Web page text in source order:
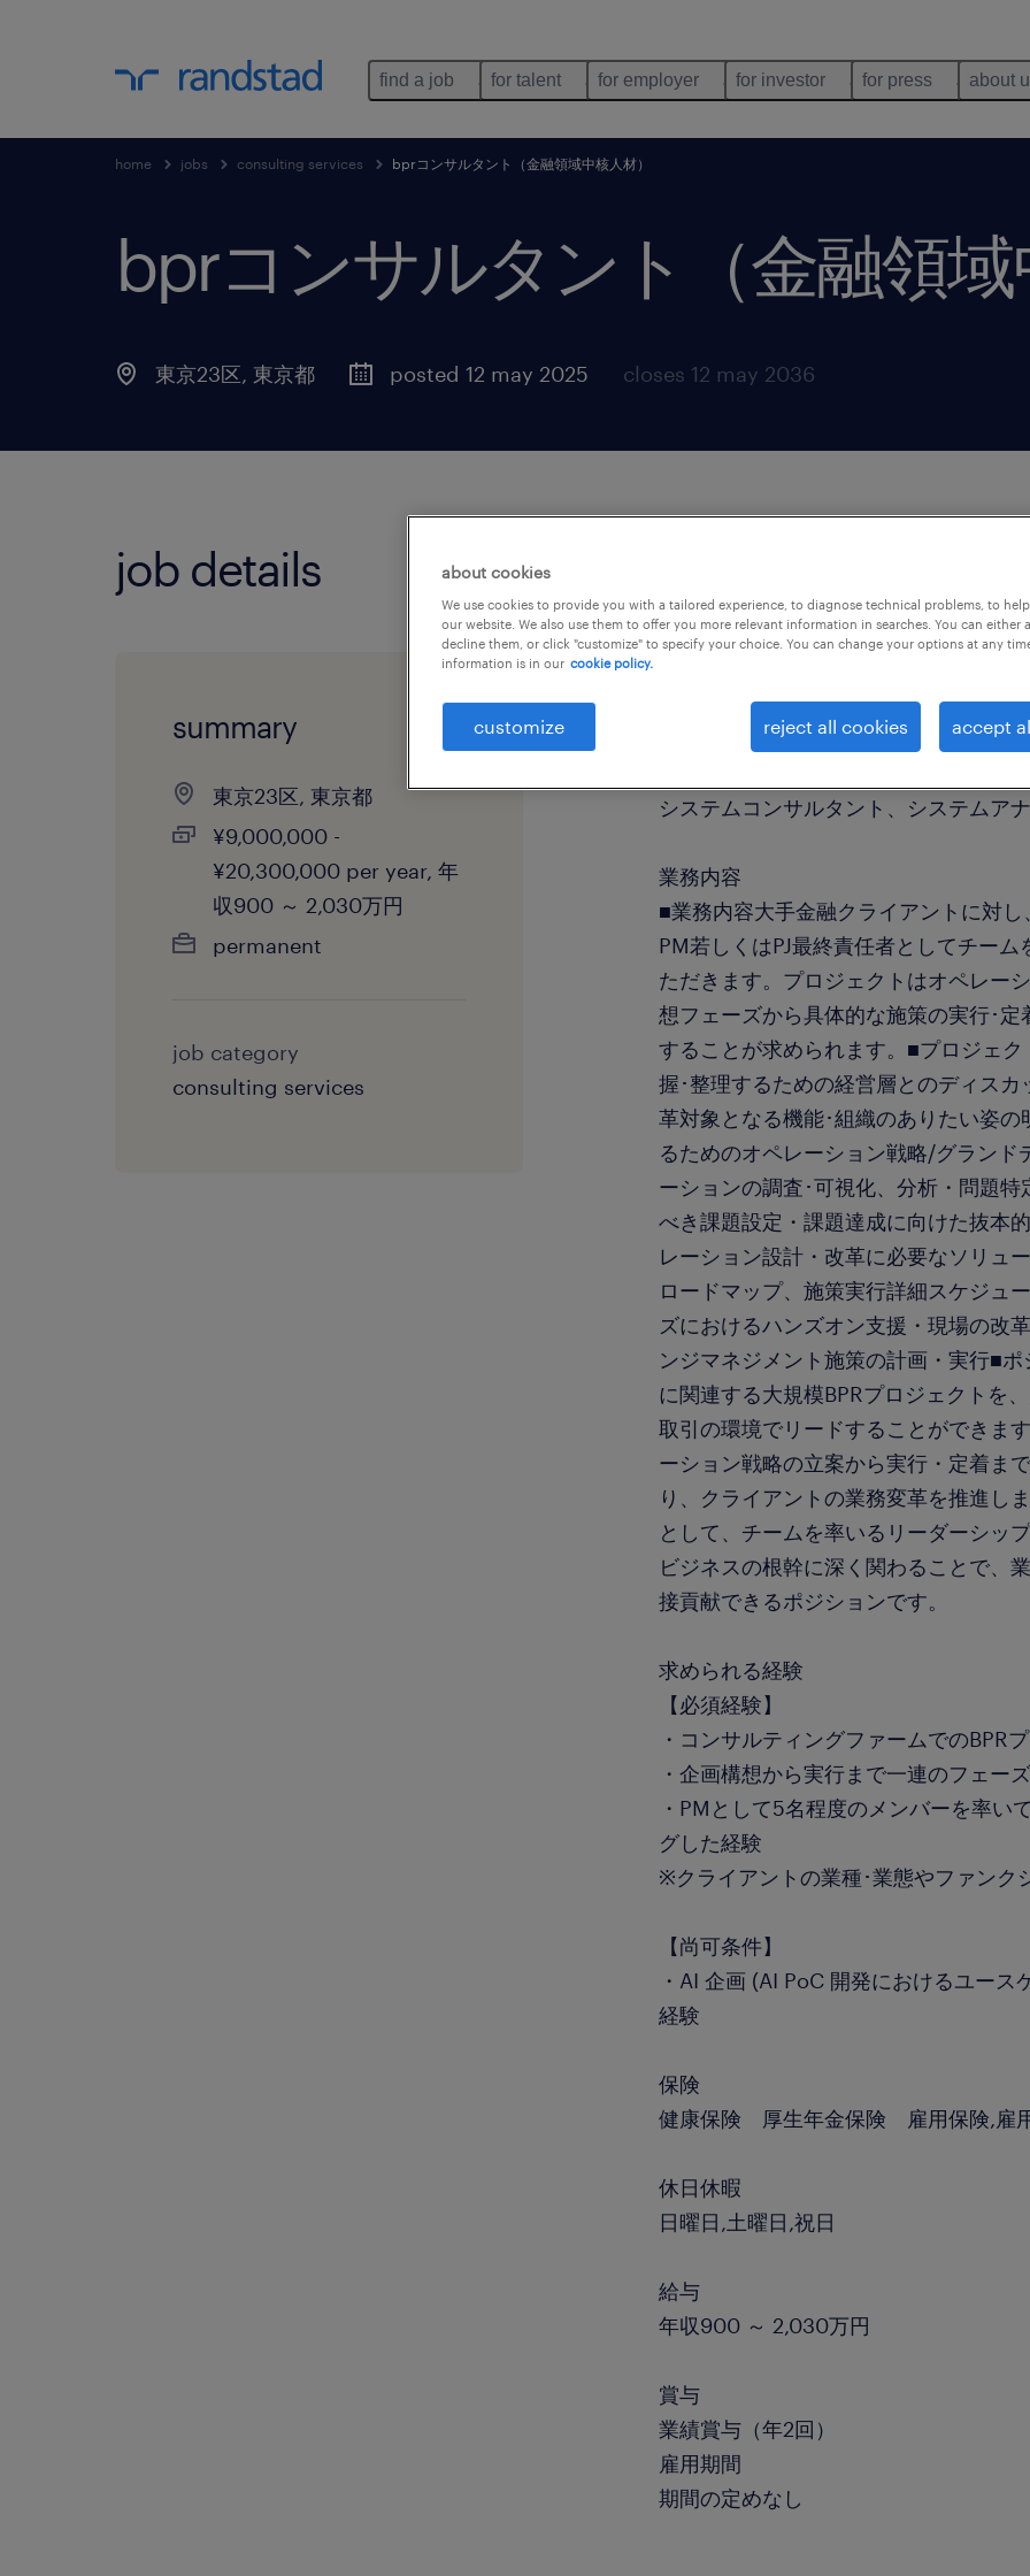
find a job for talent for employer for investor for press about
home jobs consulting services bprコンサルタント（金融領域中核人材）
bprコンサルタント（金融領
東京23区, 東京都 posted 12 may 2025 closes 12 may 2036
job details
summary
東京23区, 東京都
¥9,000,000 -
¥20,300,000 per year, 年
収900 ～ 2,030万円
permanent
job category
consulting services
社名非公開
システムコンサルタント、システムア
業務内容
■業務内容大手金融クライアントに対
PM若しくはPJ最終責任者としてチー
ただきます。プロジェクトはオペレー
想フェーズから具体的な施策の実行･
することが求められます。■プロジェ
握･整理するための経営層とのディス
革対象となる機能･組織のありたい姿
るためのオペレーション戦略/グランド
ーションの調査･可視化、分析・問題
べき課題設定・課題達成に向けた抜本
レーション設計・改革に必要なソリュ
ロードマップ、施策実行詳細スケジュ
ズにおけるハンズオン支援・現場の改
ンジマネジメント施策の計画・実行■
に関連する大規模BPRプロジェクトを
取引の環境でリードすることができま
ーション戦略の立案から実行・定着ま
り、クライアントの業務変革を推進し
として、チームを率いるリーダーシッ
ビジネスの根幹に深く関わることで、
接貢献できるポジションです。
求められる経験
【必須経験】
・コンサルティングファームでのBPR
・企画構想から実行まで一連のフェー
・PMとして5名程度のメンバーを率い
グした経験
※クライアントの業種･業態やファンク
【尚可条件】
・AI 企画 (AI PoC 開発におけるユース
経験
保険
健康保険 厚生年金保険 雇用保険,雇
休日休暇
日曜日,土曜日,祝日
給与
年収900 ～ 2,030万円
賞与
業績賞与（年2回）
雇用期間
期間の定めなし
about cookies
We use cookies to provide you with a tailored experience, to diagnose technical problems, to
our website. We also use them to offer you more relevant information in searches. You can either
decline them, or click "customize" to specify your choice. You can change your options at any
information is in our cookie policy.
customize reject all cookies accept